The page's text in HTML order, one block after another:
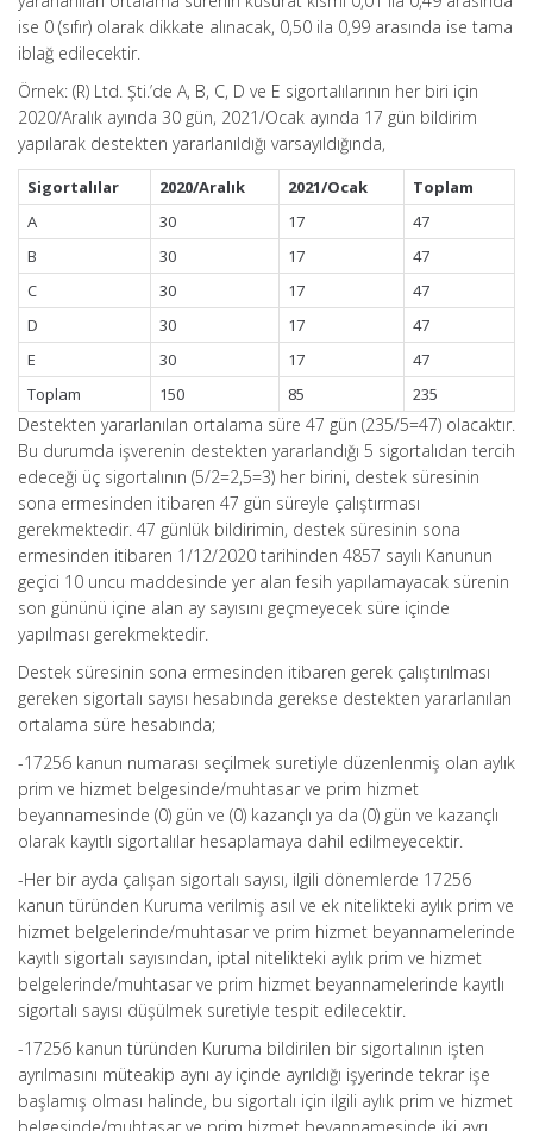
ise 0 (sıfır) olarak dikkate alınacak, 0,50 ila 0,99 arasında ise tama
iblağ edilecektir.
Örnek: (R) Ltd. Şti.’de A, B, C, D ve E sigortalılarının her biri için
2020/Aralık ayında 30 gün, 2021/Ocak ayında 17 gün bildirim
yapılarak destekten yararlanıldığı varsayıldığında,
Sigortalılar 2020/Aralık 2021/Ocak
Toplam
A
30 17
47
B
30 17
47
C
30 17
47
D
30 17
47
E
30 17
47
Toplam
150 85 235
Destekten yararlanılan ortalama süre 47 gün (235/5=47) olacaktır.
Bu durumda işverenin destekten yararlandığı 5 sigortalıdan tercih
edeceği üç sigortalının (5/2=2,5=3) her birini, destek süresinin
sona ermesinden itibaren 47 gün süreyle çalıştırması
gerekmektedir. 47 günlük bildirimin, destek süresinin sona
ermesinden itibaren 1/12/2020 tarihinden 4857 sayılı Kanunun
geçici 10 uncu maddesinde yer alan fesih yapılamayacak sürenin
son gününü içine alan ay sayısını geçmeyecek süre içinde
yapılması gerekmektedir.
Destek süresinin sona ermesinden itibaren gerek çalıştırılması
gereken sigortalı sayısı hesabında gerekse destekten yararlanılan
ortalama süre hesabında;
-17256 kanun numarası seçilmek suretiyle düzenlenmiş olan aylık
prim ve hizmet belgesinde/muhtasar ve prim hizmet
beyannamesinde (0) gün ve (0) kazançlı ya da (0) gün ve kazançlı
olarak kayıtlı sigortalılar hesaplamaya dahil edilmeyecektir.
-Her bir ayda çalışan sigortalı sayısı, ilgili dönemlerde 17256
kanun türünden Kuruma verilmiş asıl ve ek nitelikteki aylık prim ve
hizmet belgelerinde/muhtasar ve prim hizmet beyannamelerinde
kayıtlı sigortalı sayısından, iptal nitelikteki aylık prim ve hizmet
belgelerinde/muhtasar ve prim hizmet beyannamelerinde kayıtlı
sigortalı sayısı düşülmek suretiyle tespit edilecektir.
-17256 kanun türünden Kuruma bildirilen bir sigortalının işten
ayrılmasını müteakip aynı ay içinde ayrıldığı işyerinde tekrar işe
başlamış olması halinde, bu sigortalı için ilgili aylık prim ve hizmet